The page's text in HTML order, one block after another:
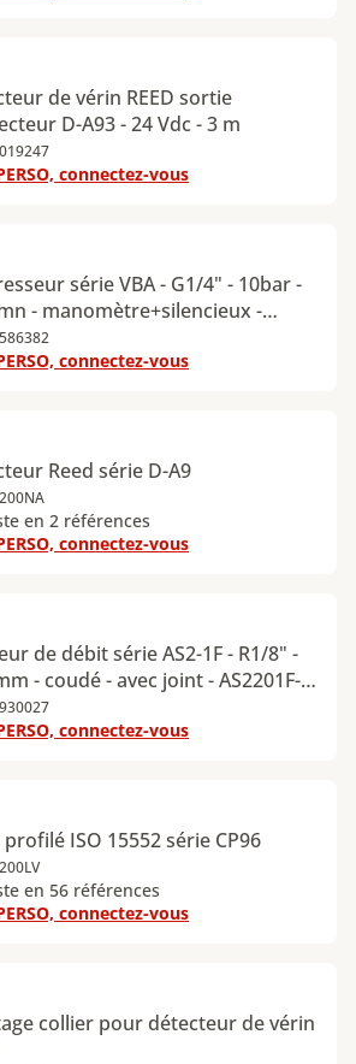
de vérin REED sortie
D-A93 - 24 Vdc - 3 m
connectez-vous
série VBA - G1/4" - 10bar -
- manomètre+silencieux -
F02GN
connectez-vous
Reed série D-A9
en 2 références
connectez-vous
de débit série AS2-1F - R1/8" -
- coudé - avec joint - AS2201F-
connectez-vous
ISO 15552 série CP96
en 56 références
connectez-vous
collier pour détecteur de vérin